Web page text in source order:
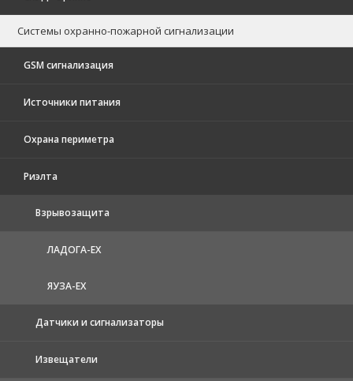
Системы охранно-пожарной сигнализации
GSM сигнализация
Источники питания
Охрана периметра
Риэлта
Взрывозащита
ЛАДОГА-EX
ЯУЗА-ЕХ
Датчики и сигнализаторы
Извещатели